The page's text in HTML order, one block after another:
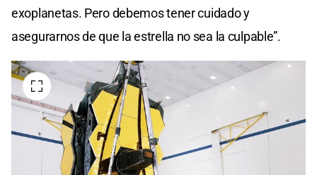
exoplanetas. Pero debemos tener cuidado y
asegurarnos de que la estrella no sea la culpable”.